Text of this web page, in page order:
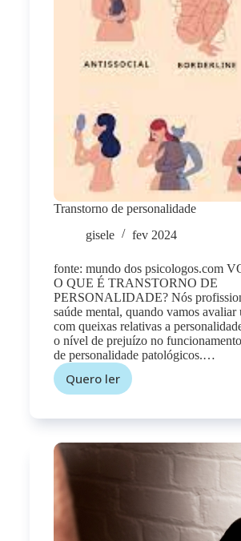
Transtorno de personalidade
gisele
fev 2024
fonte: mundo dos psicologos.com
O QUE É TRANSTORNO DE
PERSONALIDADE? Nós
saúde mental, quando vamos avaliar
com queixas relativas a
o nível de prejuízo no
de personalidade patológicos.…
Quero ler